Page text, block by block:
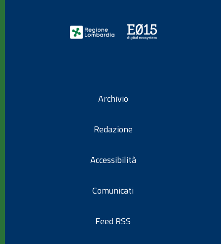
Archivio
Redazione
Accessibilità
Comunicati
Feed RSS